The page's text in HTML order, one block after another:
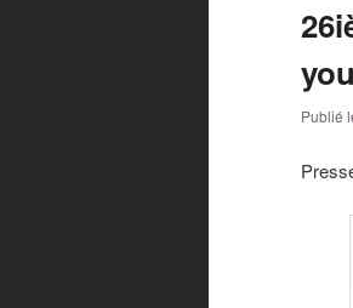
Publié